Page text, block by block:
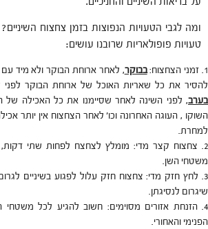
ומה לגבי הטעויות הנפוצות בזמן צחצוח
טעויות פופולאריות שרובנו עושים:
זמני הצחצוח:בבוקר, לאחר ארוחת הבוקר ולא מיד
להסיר את כל שאריות האוכל של ארוחת הבוקר
בערב, לפני השינה לאחר שסיימנו את כל האכילה
השוקו , העוגה האחרונה וכו' לאחר הצחצוח אין יותר
למחרת.
צחצוח קצר מדי: מומלץ לצחצח לפחות שתי
משטחי השן.
לחץ חזק מדי: צחצוח חזק עלול לפגוע בשיניים
שיגרום לנסיגתן.
הזנחת אזורים מסוימים: חשוב להגיע לכל משטחי
הפנימי והאחורי.